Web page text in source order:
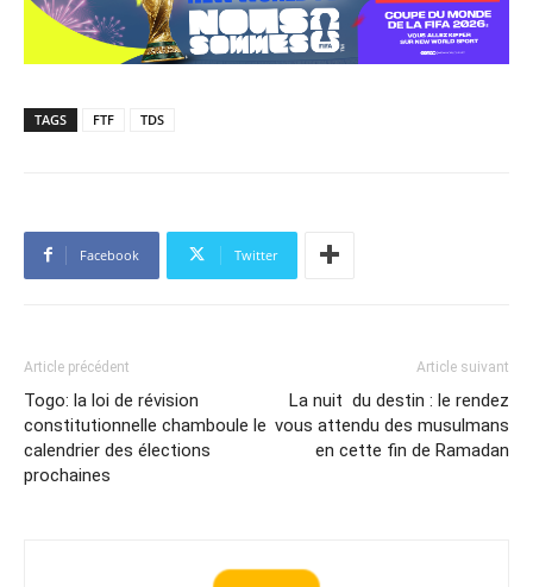
TAGS FTF TDS
Facebook Twitter
Article précédent
Togo: la loi de révision
constitutionnelle chamboule le
calendrier des élections
prochaines
Article suivant
La nuit du destin : le rendez
vous attendu des musulmans
en cette fin de Ramadan